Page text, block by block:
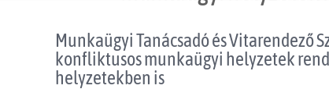
Munkaügyi Tanácsadó és Vitarendező
konfliktusos munkaügyi helyzetek
helyzetekben is